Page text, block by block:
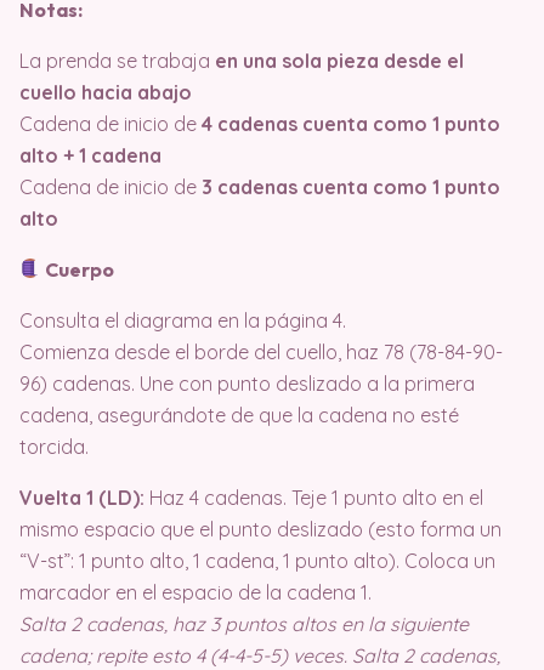
Notas:
La prenda se trabaja en una sola pieza desde el
cuello hacia abajo
Cadena de inicio de 4 cadenas cuenta como 1 punto
alto + 1 cadena
Cadena de inicio de 3 cadenas cuenta como 1 punto
alto
Cuerpo
Consulta el diagrama en la página 4.
Comienza desde el borde del cuello, haz 78 (78-84-90-
96) cadenas. Une con punto deslizado a la primera
cadena, asegurándote de que la cadena no esté
torcida.
Vuelta 1 (LD): Haz 4 cadenas. Teje 1 punto alto en el
mismo espacio que el punto deslizado (esto forma un
“V-st”: 1 punto alto, 1 cadena, 1 punto alto). Coloca un
marcador en el espacio de la cadena 1.
Salta 2 cadenas, haz 3 puntos altos en la siguiente
cadena; repite esto 4 (4-4-5-5) veces. Salta 2 cadenas,